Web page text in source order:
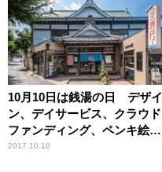
10月10日は銭湯の日 デザイ
ン、デイサービス、クラウド
ファンディング、ペンキ絵、
銭湯復活の施策の多様性
2017.10.10